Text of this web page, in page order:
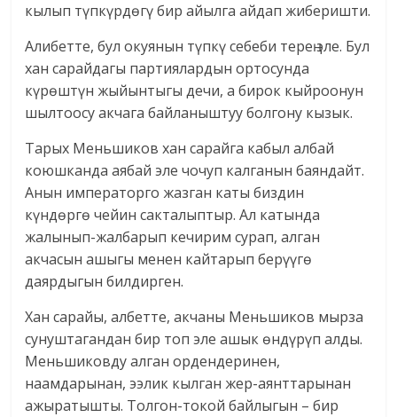
кылып түпкүрдөгү бир айылга айдап жиберишти.
Алибетте, бул окуянын түпкү себеби терең эле. Бул
хан сарайдагы партиялардын ортосунда
күрөштүн жыйынтыгы дечи, а бирок кыйроонун
шылтоосу акчага байланыштуу болгону кызык.
Тарых Меньшиков хан сарайга кабыл албай
коюшканда аябай эле чочуп калганын баяндайт.
Анын императорго жазган каты биздин
күндөргө чейин сакталыптыр. Ал катында
жалынып-жалбарып кечирим сурап, алган
акчасын ашыгы менен кайтарып берүүгө
даярдыгын билдирген.
Хан сарайы, албетте, акчаны Меньшиков мырза
сунуштагандан бир топ эле ашык өндүрүп алды.
Меньшиковду алган ордендеринен,
наамдарынан, ээлик кылган жер-аянттарынан
ажыратышты. Толгон-токой байлыгын – бир